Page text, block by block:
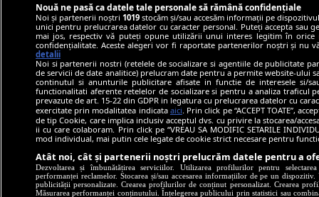
Nouă ne pasă ca datele tale personale să rămână confidențiale
Noi și partenerii noștri 1019stocăm și/sau accesăm informații pe
unici pentru prelucrarea datelor cu caracter personal. Puteți accepta sau
mai jos, respectiv vă puteți opune utilizării unui interes legitim în
confidențialitate. Aceste alegeri vor fi raportate partenerilor noștri și nu
detalii
Noi si partenerii nostri (retelele de socializare si agentiile de publicitate
de servicii de date analitice) prelucram date pentru a permite website-ului
continutul si anunturile publicitare afisate in functie de interesele si/
functionalitati aferente retelelor de socializare si pentru a analiza traficul
prevazute de art. 15-22 din GDPR in legatura cu prelucrarea datelor cu
exercitate prin modalitatea indicata aici . Prin click pe “ACCEPT TOATE”,
de tip Cookie, care implica inclusiv acceptul dvs. cu privire la stocarea/
ii cu care colaboram. Prin click pe “VREAU SA MODIFIC SETARILE
mod individual, mai putin cele legate de cookie strict necesare pentru
Atât noi, cât și partenerii noștri prelucrăm datele pentru a
Dezvoltarea și îmbunătățirea serviciilor. Utilizarea profilurilor pentru
performanței reclamelor. Stocarea și/sau accesarea informațiilor de pe un
publicității personalizate. Crearea profilurilor de conținut personalizat. Crearea
Măsurarea performanței conținutului. Înțelegerea publicului prin statistici sau